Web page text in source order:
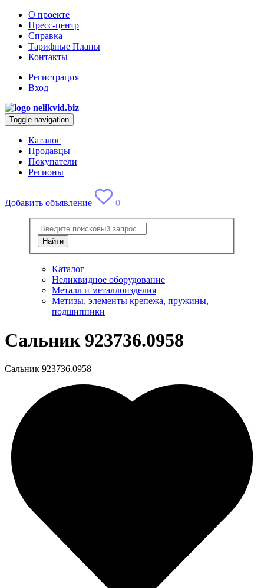
О проекте
Пресс-центр
Справка
Тарифные Планы
Контакты
Регистрация
Вход
Toggle navigation
Каталог
Продавцы
Покупатели
Регионы
Добавить объявление 0
Найти
Каталог
Неликвидное оборудование
Металл и металлоизделия
Метизы, элементы крепежа, пружины,
подшипники
Сальник 923736.0958
Сальник 923736.0958